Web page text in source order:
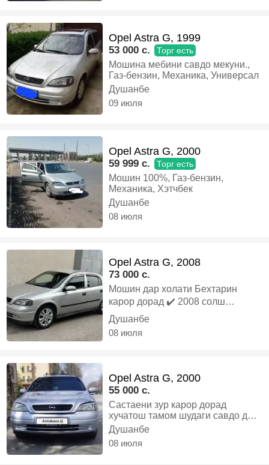
Opel Astra G, 1999
53 000 c. Торг есть
Мошина мебини савдо мекуни.,
Газ-бензин, Механика, Универсал
Душанбе
09 июля
Opel Astra G, 2000
59 999 c. Торг есть
Мошин 100%, Газ-бензин,
Механика, Хэтчбек
Душанбе
08 июля
Opel Astra G, 2008
73 000 c.
Мошин дар холати Бехтарин
карор дорад ✔️ 2008 солш
Полный Барои хдм таёр кадагийм
Маладиёжный ✔️ Матор 1.6
✔️ Утилизация дора ✔️ Печка
кансанер дора ✔️ Чихолои Нав ✔️
4 Диска Пачка ✔️ Паталок полный
Аликантара ✔️ Рул под заказ
духтагияй Дизайн ✔️ Пеш кафо
Душанбе
08 июля
Opel Astra G, 2000
55 000 c.
Састаени зур карор дорад
хучатош тамом шудаги савдо дар
назди мошин., Газ-бензин,
Механика, Хэтчбек
Душанбе
08 июля